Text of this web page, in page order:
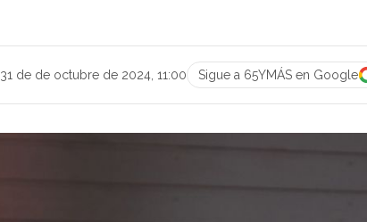
31 de de octubre de 2024, 11:00 Sigue a 65YMÁS en Google